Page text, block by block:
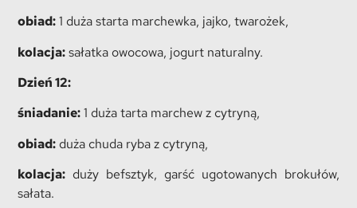
obiad:1 duża starta marchewka, jajko, twarożek,
kolacja:sałatka owocowa, jogurt naturalny.
Dzień 12:
śniadanie:1 duża tarta marchew z cytryną,
obiad: duża chuda ryba z cytryną,
kolacja: duży befsztyk, garść ugotowanych brokułów,
sałata.